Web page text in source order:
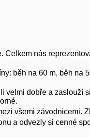
nás
běh na 60 m, běh na
dobře a
všemi závodnicemi.
a odvezly si cenné